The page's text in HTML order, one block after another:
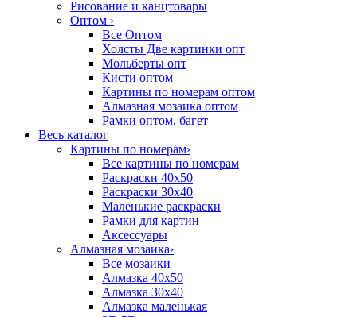
Рисование и канцтовары
Оптом ›
Все Оптом
Холсты Две картинки опт
Мольберты опт
Кисти оптом
Картины по номерам оптом
Алмазная мозаика оптом
Рамки оптом, багет
Весь каталог
Картины по номерам›
Все картины по номерам
Раскраски 40х50
Раскраски 30х40
Маленькие раскраски
Рамки для картин
Аксессуары
Алмазная мозаика›
Все мозаики
Алмазка 40х50
Алмазка 30х40
Алмазка маленькая